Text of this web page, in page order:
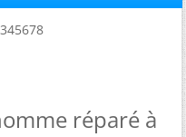
réparé à